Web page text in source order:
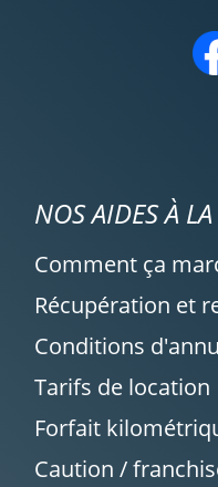
NOS AIDES À
Comment ça
Récupération et
Conditions
Tarifs de location
Forfait
Caution /